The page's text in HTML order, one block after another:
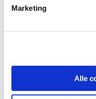
Marketing
Alle
Google Calendar
6 oktober 2022